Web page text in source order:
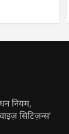
नियम,
सिटिज़न्स’